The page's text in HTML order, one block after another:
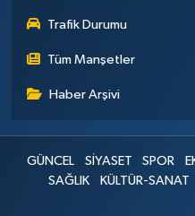
Trafik Durumu
Tüm Manşetler
Haber Arşivi
GÜNCEL SİYASET SPOR
SAĞLIK
KÜLTÜR-SANAT